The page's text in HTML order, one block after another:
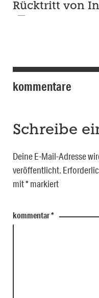
Rücktritt von
kommentare
Schreibe
Deine E-Mail-Adresse
veröffentlicht.
mit*markiert
kommentar*